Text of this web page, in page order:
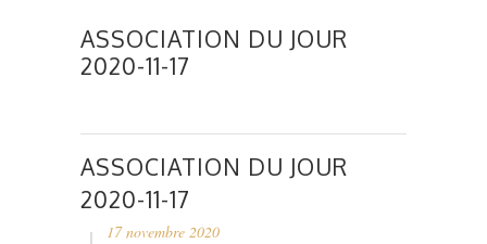
ASSOCIATION DU JOUR
2020-11-17
ASSOCIATION DU JOUR
2020-11-17
17 novembre 2020